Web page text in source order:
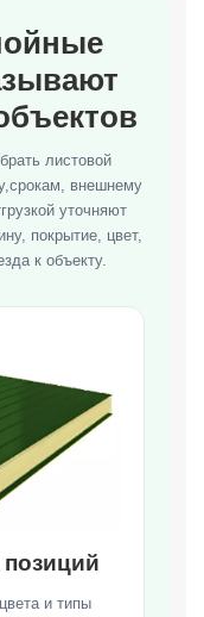
листовой
внешнему
уточняют
покрытие, цвет,
к объекту.
и типы